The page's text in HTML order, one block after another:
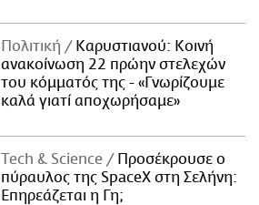
Πολιτική
Καρυστιανού: Κοινή
ανακοίνωση 22 πρώην στελεχών
του κόμματός της - «Γνωρίζουμε
καλά γιατί αποχωρήσαμε»
Τech & Science
Προσέκρουσε ο
πύραυλος της SpaceX στη Σελήνη:
Επηρεάζεται η Γη;